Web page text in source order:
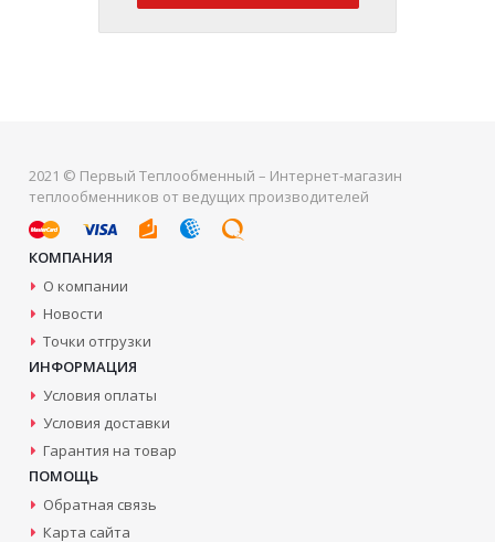
2021 © Первый Теплообменный – Интернет-магазин
теплообменников от ведущих производителей
КОМПАНИЯ
О компании
Новости
Точки отгрузки
ИНФОРМАЦИЯ
Условия оплаты
Условия доставки
Гарантия на товар
ПОМОЩЬ
Обратная связь
Карта сайта